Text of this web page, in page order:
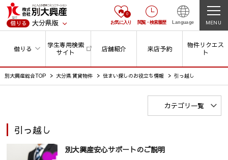
借りる 大分県版
0
お気に入り 閲覧・ 検索履歴 Language MENU
借りる
学生専用検索
サイト
店舗紹介 来店予約
物件リクエス
ト
別大興産総合TOP 大分県 賃貸物件 住まい探しのお役立ち情報 引っ越し
カテゴリ一覧
引っ越し
別大興産安心サポートのご説明